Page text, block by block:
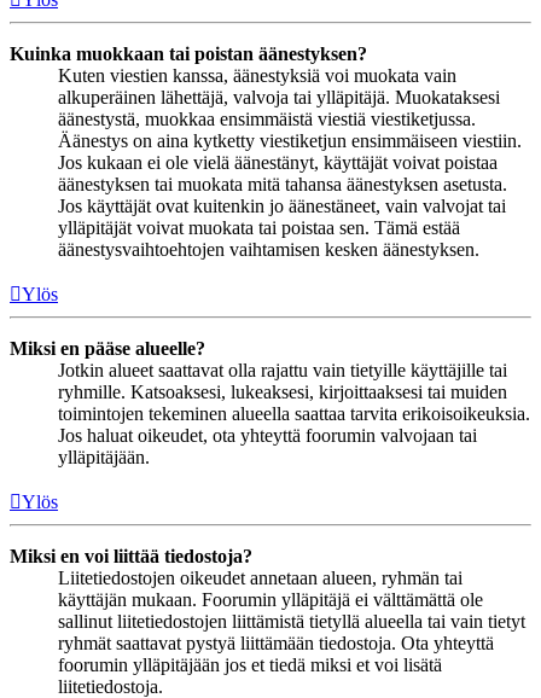
Kuinka muokkaan tai poistan äänestyksen?
Kuten viestien kanssa, äänestyksiä voi muokata vain
alkuperäinen lähettäjä, valvoja tai ylläpitäjä. Muokataksesi
äänestystä, muokkaa ensimmäistä viestiä viestiketjussa.
Äänestys on aina kytketty viestiketjun ensimmäiseen viestiin.
Jos kukaan ei ole vielä äänestänyt, käyttäjät voivat poistaa
äänestyksen tai muokata mitä tahansa äänestyksen asetusta.
Jos käyttäjät ovat kuitenkin jo äänestäneet, vain valvojat tai
ylläpitäjät voivat muokata tai poistaa sen. Tämä estää
äänestysvaihtoehtojen vaihtamisen kesken äänestyksen.
Ylös
Miksi en pääse alueelle?
Jotkin alueet saattavat olla rajattu vain tietyille käyttäjille tai
ryhmille. Katsoaksesi, lukeaksesi, kirjoittaaksesi tai muiden
toimintojen tekeminen alueella saattaa tarvita erikoisoikeuksia.
Jos haluat oikeudet, ota yhteyttä foorumin valvojaan tai
ylläpitäjään.
Ylös
Miksi en voi liittää tiedostoja?
Liitetiedostojen oikeudet annetaan alueen, ryhmän tai
käyttäjän mukaan. Foorumin ylläpitäjä ei välttämättä ole
sallinut liitetiedostojen liittämistä tietyllä alueella tai vain tietyt
ryhmät saattavat pystyä liittämään tiedostoja. Ota yhteyttä
foorumin ylläpitäjään jos et tiedä miksi et voi lisätä
liitetiedostoja.